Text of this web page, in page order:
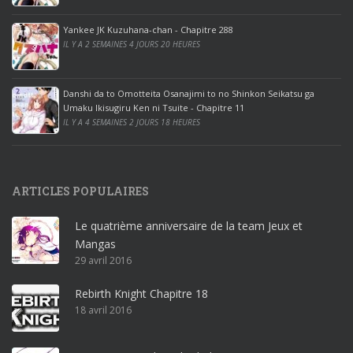
o
ff
i
c
e
2
0
1
r
o
ff
i
c
e
3
Yankee JK Kuzuhana-chan - Chapitre 288
IL Y A 2 SEMAINES 4 JOURS 20 HEURES
Danshi da to Omotteita Osanajimi to no Shinkon Seikatsu ga
Umaku Ikisugiru Ken ni Tsuite - Chapitre 11
IL Y A 4 SEMAINES 2 JOURS 18 HEURES
ARTICLES POPULAIRES
Le quatrième anniversaire de la team Jeux et
Mangas
29 avril 2016
Rebirth Knight Chapitre 18
18 avril 2016